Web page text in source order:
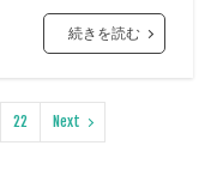
続きを読む
22 Next